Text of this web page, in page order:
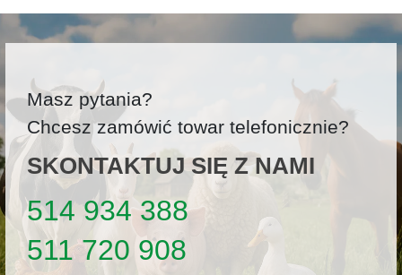
Masz pytania?
Chcesz zamówić towar telefonicznie?
SKONTAKTUJ SIĘ Z NAMI
514 934 388
511 720 908